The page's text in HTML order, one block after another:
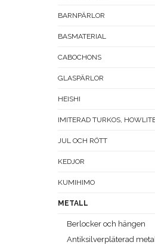
BARNPÄRLOR
BASMATERIAL
CABOCHONS
GLASPÄRLOR
HEISHI
IMITERAD TURKOS,
JUL OCH RÖTT
KEDJOR
KUMIHIMO
METALL
Berlocker och hängen
Antiksilverpläterad